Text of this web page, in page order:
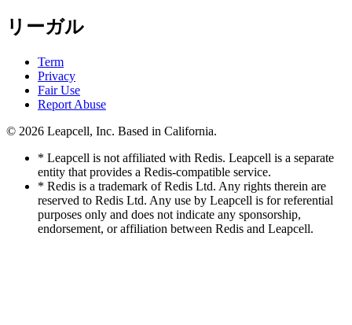
リーガル
Term
Privacy
Fair Use
Report Abuse
© 2026 Leapcell, Inc. Based in California.
* Leapcell is not affiliated with Redis. Leapcell is a separate
entity that provides a Redis-compatible service.
* Redis is a trademark of Redis Ltd. Any rights therein are
reserved to Redis Ltd. Any use by Leapcell is for referential
purposes only and does not indicate any sponsorship,
endorsement, or affiliation between Redis and Leapcell.